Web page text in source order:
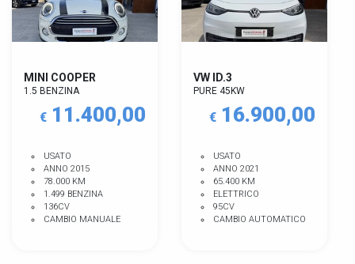
MINI COOPER
1.5 BENZINA
€11.400,00
USATO
ANNO 2015
78.000 KM
1.499 BENZINA
136CV
CAMBIO MANUALE
VW ID.3
PURE 45KW
€16.900,00
USATO
ANNO 2021
65.400 KM
ELETTRICO
95CV
CAMBIO AUTOMATICO